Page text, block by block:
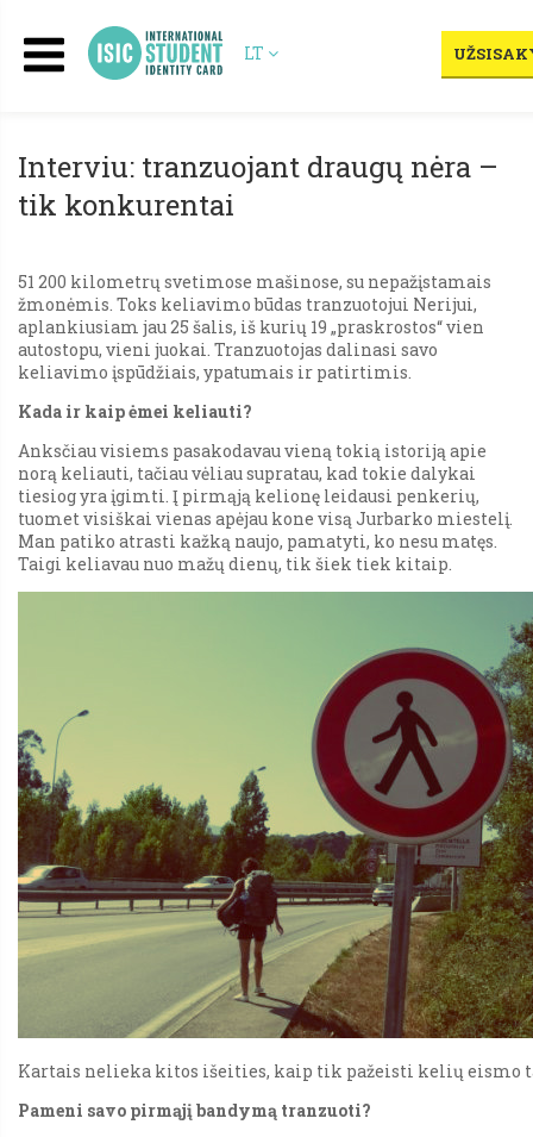
LT
Interviu: tranzuojant draugų nėra –
tik konkurentai
51 200 kilometrų svetimose mašinose, su nepažįstamais
žmonėmis. Toks keliavimo būdas tranzuotojui Nerijui,
aplankiusiam jau 25 šalis, iš kurių 19 „praskrostos“ vien
autostopu, vieni juokai. Tranzuotojas dalinasi savo
keliavimo įspūdžiais, ypatumais ir patirtimis.
Kada ir kaip ėmei keliauti?
Anksčiau visiems pasakodavau vieną tokią istoriją apie
norą keliauti, tačiau vėliau supratau, kad tokie dalykai
tiesiog yra įgimti. Į pirmąją kelionę leidausi penkerių,
tuomet visiškai vienas apėjau kone visą Jurbarko miestelį.
Man patiko atrasti kažką naujo, pamatyti, ko nesu matęs.
Taigi keliavau nuo mažų dienų, tik šiek tiek kitaip.
Kartais nelieka kitos išeities, kaip tik pažeisti kelių eismo
Pameni savo pirmąjį bandymą tranzuoti?